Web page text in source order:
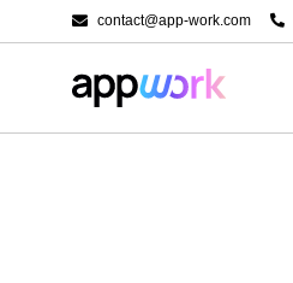
contact@app-work.com